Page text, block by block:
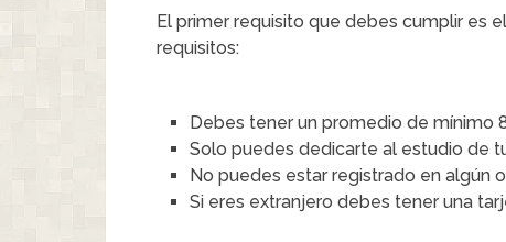
El primer requisito que debes cumplir es
requisitos:
Debes tener un promedio de mínimo
Solo puedes dedicarte al estudio de
No puedes estar registrado en algún
Si eres extranjero debes tener una